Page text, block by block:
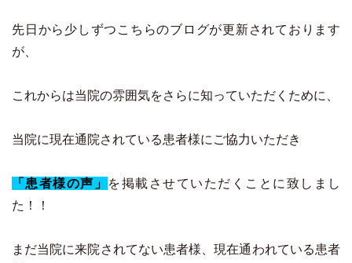
先日から少しずつこちらのブログが更新されております
が、
これからは当院の雰囲気をさらに知っていただくために、
当院に現在通院されている患者様にご協力いただき
「患者様の声」 を掲載させていただくことに致しまし
た！！
まだ当院に来院されてない患者様、現在通われている患者